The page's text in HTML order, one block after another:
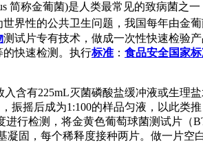
简称金葡菌)是人类最常见的致病菌
界性的公共卫生问题，我国每年由金
测试片专有技术，做成一次性快速检验
快速检测。执行标准 ： 食品安全国家
含有225mL灭菌磷酸盐缓冲液或生理
振摇后成为1:100的样品匀液，以此类推
行检测，将金黄色葡萄球菌测试片（
凝固，每个稀释度接种两片。做一片空